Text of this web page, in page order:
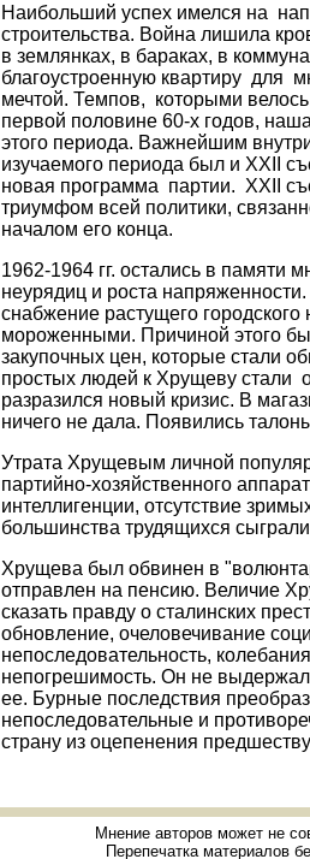
Наибольший успех имелся на
строительства. Война лишила
в землянках, в ба­раках, в
благоустроенную кварти­ру для
мечтой. Темпов, которыми
первой половине 60-х годов,
этого периода. Важнейшим
изучаемого периода был и XXII
новая программа пар­тии. XXII
триумфом всей политики,
началом его конца.
1962-1964 гг. остались в памяти
неурядиц и роста
снабжение растущего
мороженными. Причиной этого
закупочных цен, которые стали
простых людей к Хрущеву стали
разразился новый кризис. В
ничего не дала. Появились
Утрата Хрущевым личной
партийно-хозяйственного
интел­лигенции, отсутствие
большинства трудящихся
Хрущева был обвинен в
отправлен на пенсию. Величие
сказать правду о сталинских
обновление, очеловечивание
непоследовательность,
непогрешимость. Он не
ее. Бурные последствия
непоследователь­ные и
страну из оцепенения
Мнение авторов может не
Перепечатка материалов